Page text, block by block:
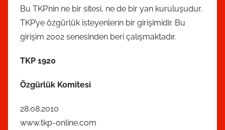
Bu TKP’nin ne bir sitesi, ne de bir yan kuruluşudur.
TKP’ye özgürlük isteyenlerin bir girişimidir. Bu
girişim 2002 senesinden beri çalışmaktadır.
TKP 1920
Özgürlük Komitesi
28.08.2010
www.tkp-online.com